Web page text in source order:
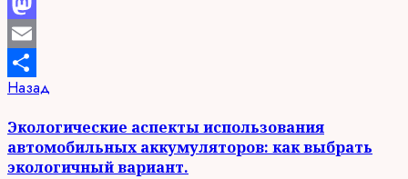
Facebook
Mastodon
Email
Отправить
Продолжить
чтение
Назад
Экологические аспекты использования
автомобильных аккумуляторов: как выбрать
экологичный вариант.